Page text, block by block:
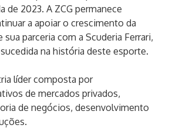
de 2023. A ZCG permanece
a apoiar o crescimento da
sua parceria com a Scuderia Ferrari,
na história deste esporte.
líder composta por
de mercados privados,
de negócios, desenvolvimento